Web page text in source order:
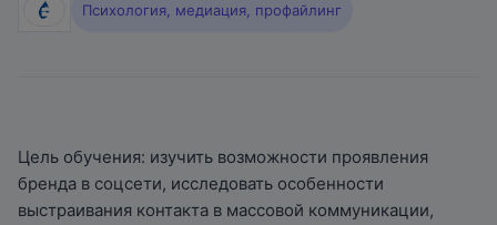
Психология, медиация, профайлинг
Цель обучения: изучить возможности проявления
бренда в соцсети, исследовать особенности
выстраивания контакта в массовой коммуникации,